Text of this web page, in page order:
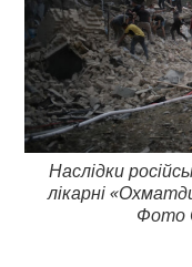
Наслідки
лікарні
Фото